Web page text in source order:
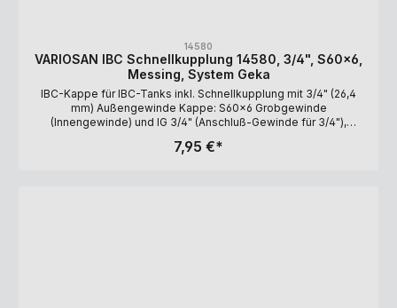
14580
VARIOSAN IBC Schnellkupplung 14580, 3/4", S60x6,
Messing, System Geka
IBC-Kappe für IBC-Tanks inkl. Schnellkupplung mit 3/4" (26,4
mm) Außengewinde Kappe: S60x6 Grobgewinde
(Innengewinde) und IG 3/4" (Anschluß-Gewinde für 3/4"),
Außengewinde, Messing Lieferumfang: IBC-Kappe,
7,95 €*